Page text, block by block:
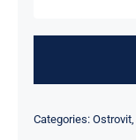
Categories: Ostrovit,